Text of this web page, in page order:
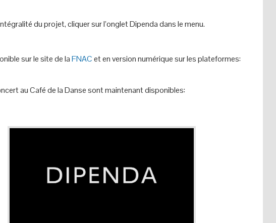
du projet, cliquer sur l’onglet Dipenda dans le menu.
sur le site de laFNACet en version numérique sur les plateformes:
au Café de la Danse sont maintenant disponibles: